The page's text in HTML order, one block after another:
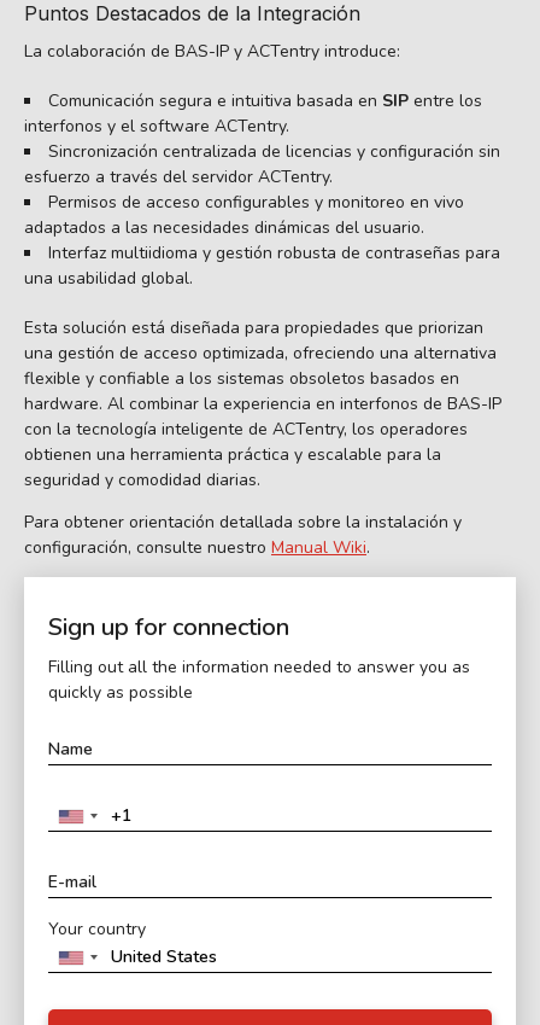
Puntos Destacados de la Integración
La colaboración de BAS-IP y ACTentry introduce:
Comunicación segura e intuitiva basada en SIP entre los
interfonos y el software ACTentry.
Sincronización centralizada de licencias y configuración sin
esfuerzo a través del servidor ACTentry.
Permisos de acceso configurables y monitoreo en vivo
adaptados a las necesidades dinámicas del usuario.
Interfaz multiidioma y gestión robusta de contraseñas para
una usabilidad global.
Esta solución está diseñada para propiedades que priorizan
una gestión de acceso optimizada, ofreciendo una alternativa
flexible y confiable a los sistemas obsoletos basados en
hardware. Al combinar la experiencia en interfonos de BAS-IP
con la tecnología inteligente de ACTentry, los operadores
obtienen una herramienta práctica y escalable para la
seguridad y comodidad diarias.
Para obtener orientación detallada sobre la instalación y
configuración, consulte nuestro Manual Wiki.
Sign up for connection
Filling out all the information needed to answer you as
quickly as possible
Your country